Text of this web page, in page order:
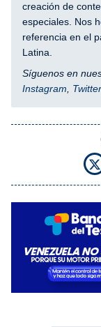
creación de
especiales. Nos
referencia en el
Latina.
Síguenos en
Instagram, Twitter